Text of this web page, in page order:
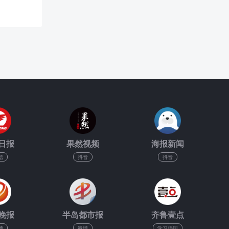
报 果然视频
抖音
海报新闻
抖音
报 半岛都市报 齐鲁壹点